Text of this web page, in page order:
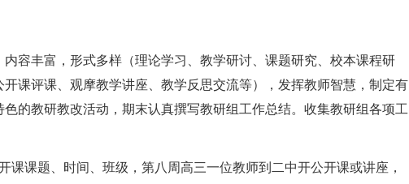
容丰富，形式多样（理论学习、教学研讨、课题研究、校本课程研
课评课、观摩教学讲座、教学反思交流等），发挥教师智慧，制定有
的教研教改活动，期末认真撰写教研组工作总结。收集教研组各项工
课课题、时间、班级，第八周高三一位教师到二中开公开课或讲座，